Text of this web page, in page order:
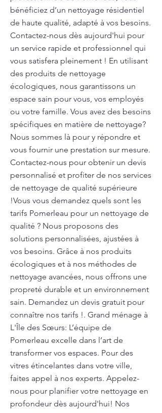
bénéficiez d’un nettoyage résidentiel
de haute qualité, adapté à vos besoins.
Contactez-nous dès aujourd'hui pour
un service rapide et professionnel qui
vous satisfera pleinement ! En utilisant
des produits de nettoyage
écologiques, nous garantissons un
espace sain pour vous, vos employés
ou votre famille. Vous avez des besoins
spécifiques en matière de nettoyage?
Nous sommes là pour y répondre et
vous fournir une prestation sur mesure.
Contactez-nous pour obtenir un devis
personnalisé et profiter de nos services
de nettoyage de qualité supérieure
!Vous vous demandez quels sont les
tarifs Pomerleau pour un nettoyage de
qualité ? Nous proposons des
solutions personnalisées, ajustées à
vos besoins. Grâce à nos produits
écologiques et à nos méthodes de
nettoyage avancées, nous offrons une
propreté durable et un environnement
sain. Demandez un devis gratuit pour
connaître nos tarifs !. Grand ménage à
L'Île des Sœurs: L’équipe de
Pomerleau excelle dans l’art de
transformer vos espaces. Pour des
vitres étincelantes dans votre ville,
faites appel à nos experts. Appelez-
nous pour planifier votre nettoyage en
profondeur dès aujourd'hui! Nos